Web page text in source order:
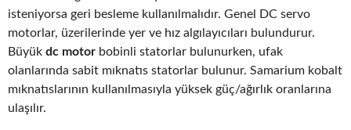
isteniyorsa geri besleme kullanılmalıdır. Genel DC servo
motorlar, üzerilerinde yer ve hız algılayıcıları bulundurur.
Büyük dc motor bobinli statorlar bulunurken, ufak
olanlarında sabit mıknatıs statorlar bulunur. Samarium kobalt
mıknatıslarının kullanılmasıyla yüksek güç/ağırlık oranlarına
ulaşılır.